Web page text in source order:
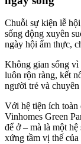
Chuỗi sự kiện lễ
sống động xuyên
ngày hội ẩm thực,
Không gian sống
luôn rộn ràng, kết
người trẻ và chuyên
Với hệ tiện ích toàn
Vinhomes Green
để ở – mà là một
xứng tầm vị thế